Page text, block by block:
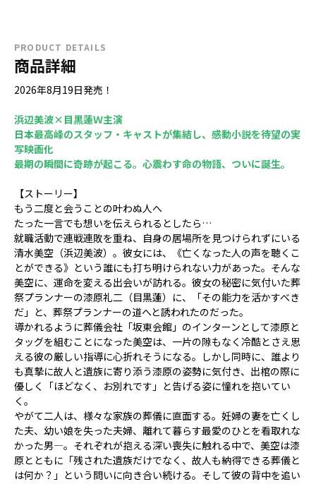
PRODUCT DETAILS
商品詳細
2026年8月19日発売！
浜辺美波×目黒蓮Ｗ主演
日本最高峰のスタッフ・キャストが集結し、感動小説を待望の実
写映画化
最期の瞬間に奇跡が起こる。心震わす命の物語、ついに誕生。
【ストーリー】
もう二度と会うことの叶わぬ人へ
たった一言でも想いを伝えられるとしたら…
就職活動で連戦連敗を重ね、自身の居場所を見つけられずにいる
清水美空（浜辺美波）。彼女には、《亡くなった人の声を聴くこ
とができる》という誰にも打ち明けられない力があった。そんな
美空に、運命を変える出会いが訪れる。彼女の秘密に気付いた葬
祭プランナーの漆原礼二（目黒蓮）に、「その能力を活かすべき
だ」と、葬祭プランナーの道へと誘われたのだった。
導かれるように葬儀会社「坂東会館」のインターンとして漆原と
タッグを組むことになった美空は、一片の隙もなく冷酷とさえ思
える彼の厳しい指導に心折れそうになる。しかし同時に、誰より
も真摯に故人と遺族に寄り添う漆原の姿勢に気付き、出棺の際に
優しく「ほどなく、お別れです」と告げる姿に憧れを抱いてい
く。
やがて二人は、様々な家族の葬儀に直面する。妊婦の妻を亡くし
た夫、幼い娘を失った夫婦、離れて暮らす最愛のひとを看取れな
かった男―。それぞれが抱える深い喪失に触れる中で、美空は漆
原とともに「残された遺族だけでなく、故人も納得できる葬儀と
は何か？」という問いに向き合い続ける。そして彼の背中を追い